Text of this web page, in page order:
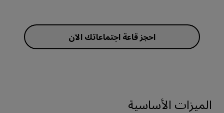
احجز قاعة اجتماعاتك الآن
الميزات الأساسية